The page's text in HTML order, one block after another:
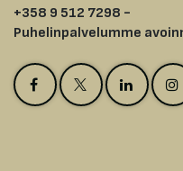
+358 9 512 7298 -
Puhelinpalvelumme